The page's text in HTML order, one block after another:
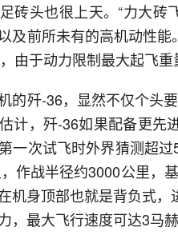
砖头也很上天。“力大砖
及前所未有的高机动性
由于动力限制最大起飞
的歼-36，显然不仅个头
计，歼-36如果配备更先
一次试飞时外界猜测超
作战半径约3000公里，
机身顶部也就是背负式
，最大飞行速度可达3马赫